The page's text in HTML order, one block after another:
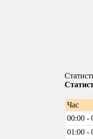
Час
00:00 -
01:00 -